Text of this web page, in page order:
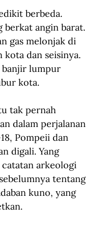
berbeda.
angin barat.
gas melonjak di
kota dan seisinya.
lumpur
kota.
tak pernah
dalam perjalanan
Pompeii dan
digali. Yang
arkeologi
tentang
kuno, yang